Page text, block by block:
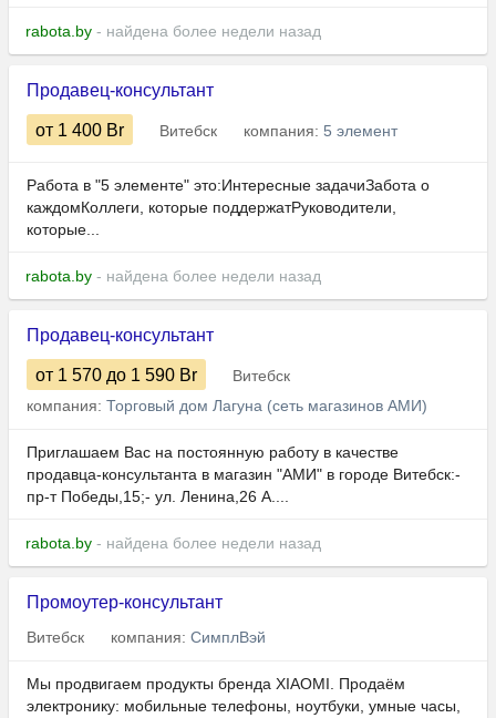
rabota.by - найдена более недели назад
Продавец-консультант
от 1 400 Br Витебск компания: 5 элемент
Работа в "5 элементе" это:Интересные задачиЗабота о
каждомКоллеги, которые поддержатРуководители,
которые...
rabota.by - найдена более недели назад
Продавец-консультант
от 1 570 до 1 590 Br
Витебск
компания: Торговый дом Лагуна (сеть магазинов АМИ)
Приглашаем Вас на постоянную работу в качестве
продавца-консультанта в магазин "АМИ" в городе Витебск:-
пр-т Победы,15;- ул. Ленина,26 А....
rabota.by - найдена более недели назад
Промоутер-консультант
Витебск компания: СимплВэй
Мы продвигаем продукты бренда XIAOMI. Продаём
электронику: мобильные телефоны, ноутбуки, умные часы,